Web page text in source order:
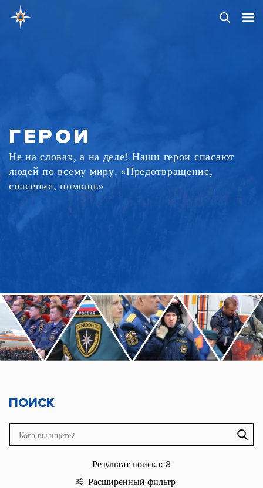
ГЕРОИ
Не на словах, а на деле! Наши герои спасают
людей по всему миру. «Предотвращение,
спасение, помощь»
ПОИСК
Сбросить
Искать
Расширенный фильтр
Результат поиска: 8